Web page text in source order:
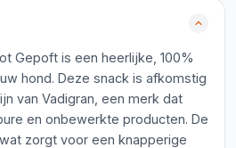
Gepoft is een heerlijke, 100%
hond. Deze snack is afkomstig
van Vadigran, een merk dat
en onbewerkte producten. De
zorgt voor een knapperige